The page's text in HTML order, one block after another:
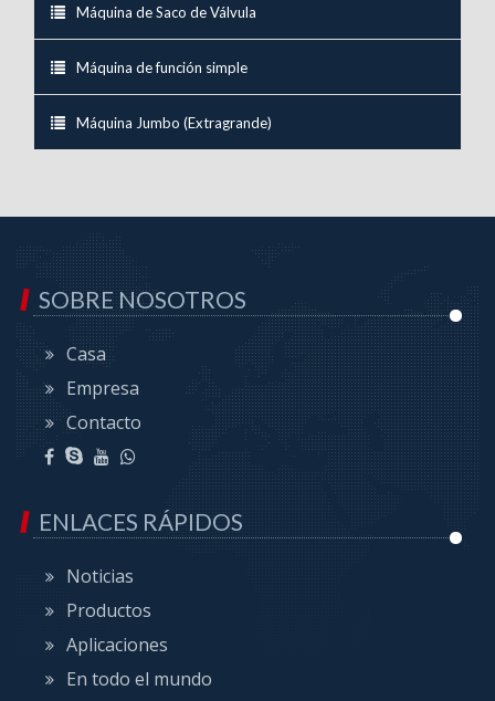
Máquina de Saco de Válvula
Máquina de función simple
Máquina Jumbo (Extragrande)
SOBRE NOSOTROS
Casa
Empresa
Contacto
ENLACES RÁPIDOS
Noticias
Productos
Aplicaciones
En todo el mundo